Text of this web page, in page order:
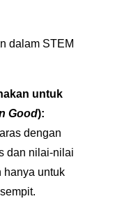
dalam STEM
untuk
Good):
dengan
dan nilai-nilai
hanya untuk